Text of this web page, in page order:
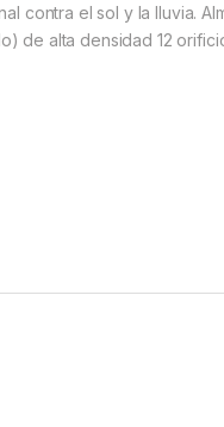
contra el sol y la lluvia.
de alta densidad 12